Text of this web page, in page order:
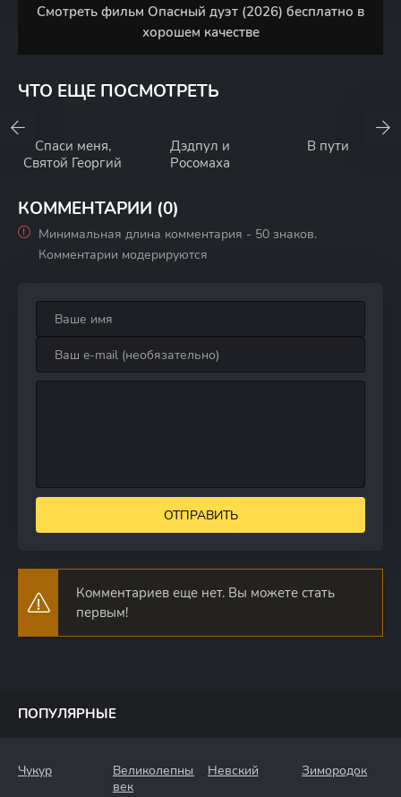
Смотреть фильм Опасный дуэт (2026) бесплатно в
хорошем качестве
ЧТО ЕЩЕ ПОСМОТРЕТЬ
Спаси меня,
Святой Георгий
Дэдпул и
Росомаха
В пути
КОММЕНТАРИИ (0)
Минимальная длина комментария - 50 знаков.
Комментарии модерируются
ОТПРАВИТЬ
Комментариев еще нет. Вы можете стать
первым!
ПОПУЛЯРНЫЕ
Чукур
Великолепный
век
Невский Зимородок